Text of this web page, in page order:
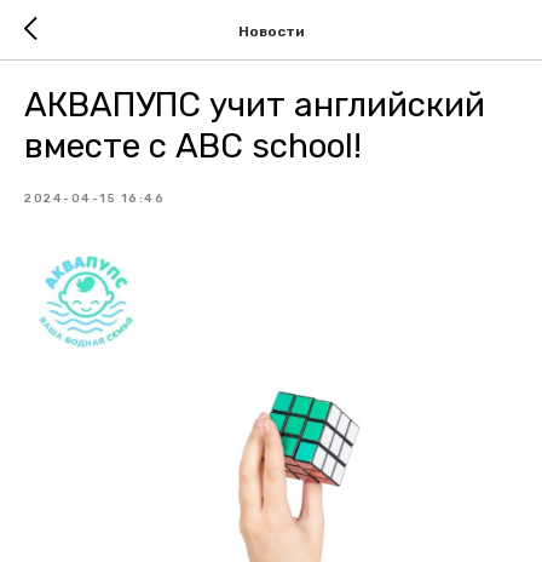
Новости
АКВАПУПС учит английский
вместе с АВС school!
2024-04-15 16:46